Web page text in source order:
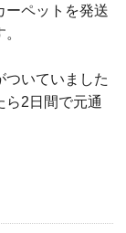
ーペットを発送
ついていました
ら2日間で元通